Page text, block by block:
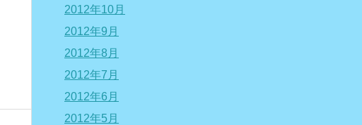
2012年10月
2012年9月
2012年8月
2012年7月
2012年6月
2012年5月